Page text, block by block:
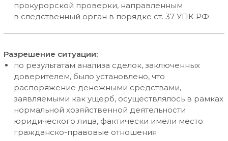
прокурорской проверки, направленным
в следственный орган в порядке ст. 37 УПК РФ
Разрешение ситуации:
по результатам анализа сделок, заключенных
доверителем, было установлено, что
распоряжение денежными средствами,
заявляемыми как ущерб, осуществлялось в рамках
нормальной хозяйственной деятельности
юридического лица, фактически имели место
гражданско-правовые отношения